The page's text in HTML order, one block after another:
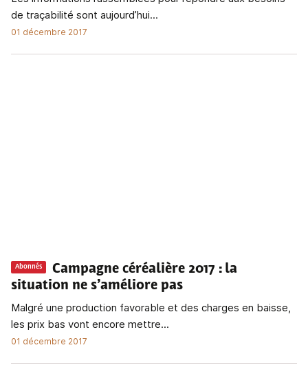
de traçabilité sont aujourd’hui...
01 décembre 2017
Abonnés Campagne céréalière 2017 : la
situation ne s’améliore pas
Malgré une production favorable et des charges en baisse,
les prix bas vont encore mettre...
01 décembre 2017